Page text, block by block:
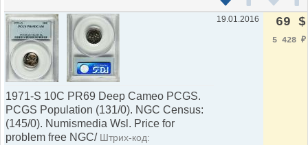
1971-S 10C PR69 Deep Cameo PCGS.
PCGS Population (131/0). NGC Census:
(145/0). Numismedia Wsl. Price for
problem free NGC/ Штрих-код:
19.01.2016 69 $
5 428 ₽